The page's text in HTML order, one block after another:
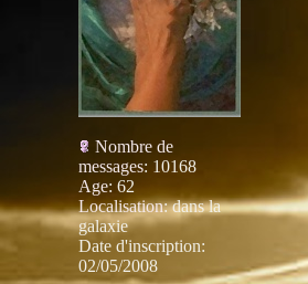
Nombre de
messages: 10168
Age: 62
Localisation:dans la
galaxie
Date d'inscription:
02/05/2008